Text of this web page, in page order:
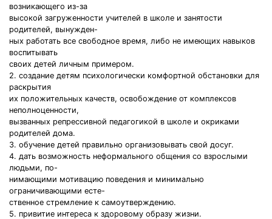
возникающего из-за
высокой загруженности учителей в школе и занятости
родителей, вынужден-
ных работать все свободное время, либо не имеющих навыков
воспитывать
своих детей личным примером.
2. создание детям психологически комфортной обстановки для
раскрытия
их положительных качеств, освобождение от комплексов
неполноценности,
вызванных репрессивной педагогикой в школе и окриками
родителей дома.
3. обучение детей правильно организовывать свой досуг.
4. дать возможность неформального общения со взрослыми
людьми, по-
нимающими мотивацию поведения и минимально
ограничивающими есте-
ственное стремление к самоутверждению.
5. привитие интереса к здоровому образу жизни.